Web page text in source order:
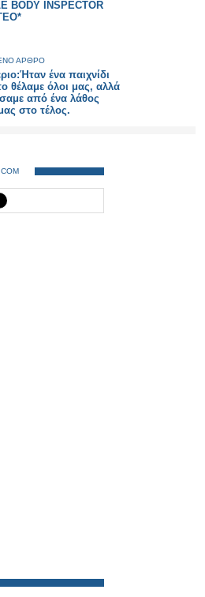
BODY INSPECTOR
ΑΡΘΡΟ
ένα παιχνίδι
θέλαμε όλοι μας, αλλά
από ένα λάθος
στο τέλος.